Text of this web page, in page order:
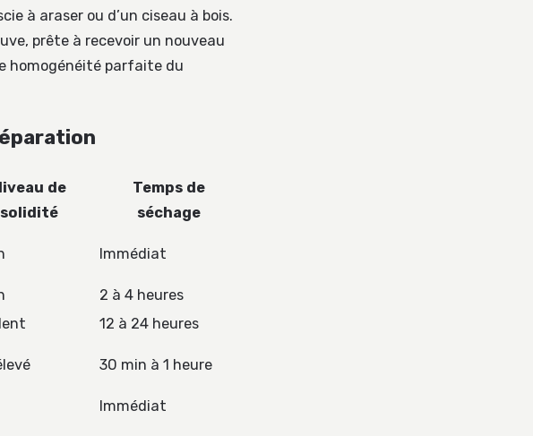
à araser ou d’un ciseau à bois.
prête à recevoir un nouveau
homogénéité parfaite du
de
solidité
Temps de
séchage
Immédiat
2 à 4 heures
12 à 24 heures
30 min à 1 heure
Immédiat